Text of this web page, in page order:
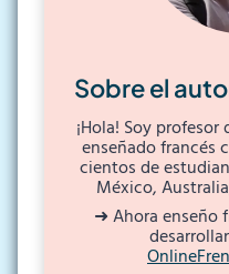
Sobre el
¡Hola! Soy profesor
enseñado francés
cientos de
México,
➜ Ahora enseño